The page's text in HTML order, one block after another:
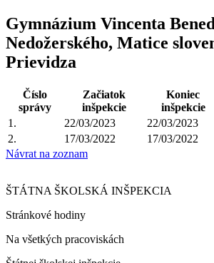
Gymnázium Vincenta
Nedožerského, Matice
Prievidza
Číslo
správy
Začiatok
inšpekcie
Koniec
inšpekcie
1.
22/03/2023 22/03/2023
2.
17/03/2022 17/03/2022
Návrat na zoznam
ŠTÁTNA ŠKOLSKÁ INŠPEKCIA
Stránkové hodiny​
Na všetkých pracoviskách